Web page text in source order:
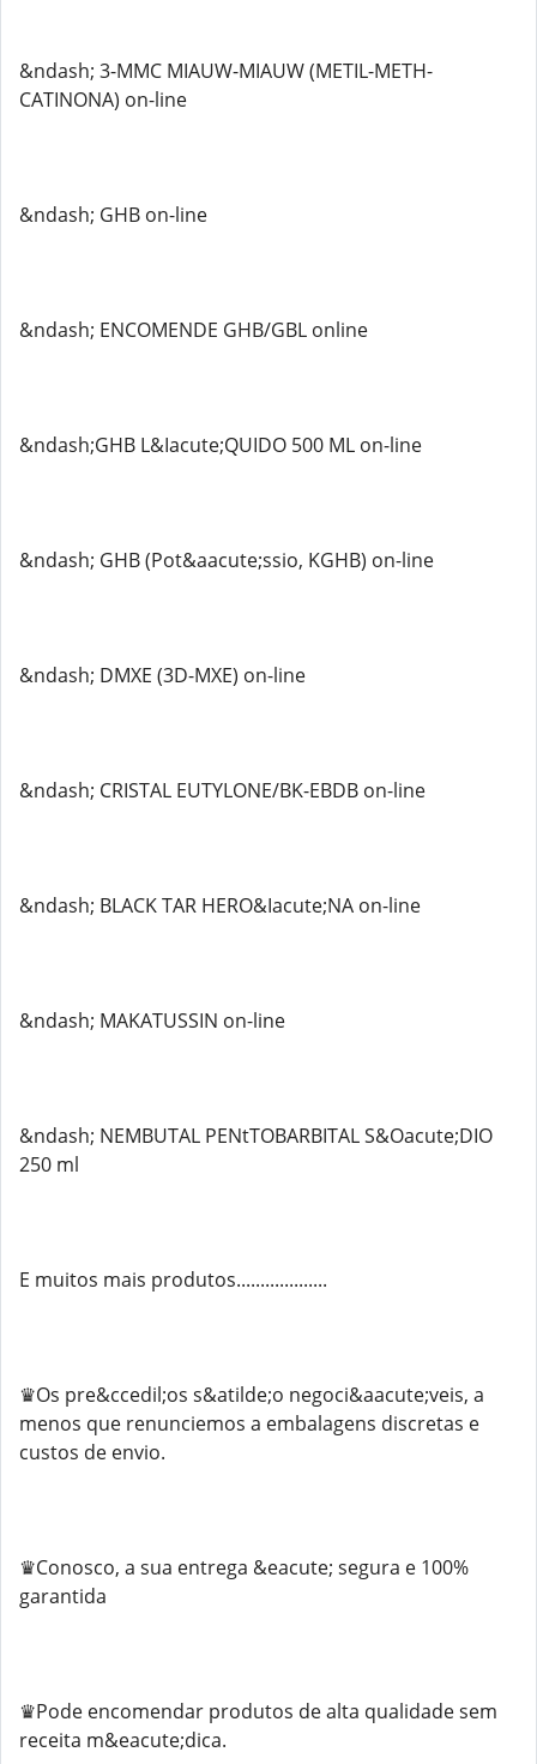
&ndash; 3-MMC MIAUW-MIAUW (METIL-METH-
CATINONA) on-line
&ndash; GHB on-line
&ndash; ENCOMENDE GHB/GBL online
&ndash;GHB L&Iacute;QUIDO 500 ML on-line
&ndash; GHB (Pot&aacute;ssio, KGHB) on-line
&ndash; DMXE (3D-MXE) on-line
&ndash; CRISTAL EUTYLONE/BK-EBDB on-line
&ndash; BLACK TAR HERO&Iacute;NA on-line
&ndash; MAKATUSSIN on-line
&ndash; NEMBUTAL PENtTOBARBITAL S&Oacute;DIO
250 ml
E muitos mais produtos...................
♛Os pre&ccedil;os s&atilde;o negoci&aacute;veis, a
menos que renunciemos a embalagens discretas e
custos de envio.
♛Conosco, a sua entrega &eacute; segura e 100%
garantida
♛Pode encomendar produtos de alta qualidade sem
receita m&eacute;dica.